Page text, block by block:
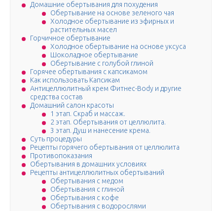
Домашние обертывания для похудения
Обертывание на основе зеленого чая
Холодное обертывание из эфирных и
растительных масел
Горчичное обертывание
Холодное обертывание на основе уксуса
Шоколадное обертывание
Обертывание с голубой глиной
Горячее обертывания с капсикамом
Как использовать Капсикам
Антицеллюлитный крем Фитнес-Body и другие
средства состав
Домашний салон красоты
1 этап. Скраб и массаж.
2 этап. Обертывания от целлюлита.
3 этап. Душ и нанесение крема.
Суть процедуры
Рецепты горячего обертывания от целлюлита
Противопоказания
Обертывания в домашних условиях
Рецепты антицеллюлитных обертываний
Обертывания с медом
Обертывания с глиной
Обертывания с кофе
Обертывания с водорослями